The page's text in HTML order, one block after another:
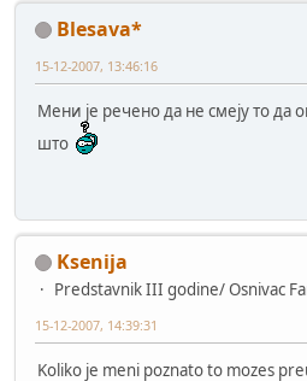
Blesava*
15-12-2007, 13:46:16
Мени је речено да не смеју то да
што
Ksenija
Predstavnik III godine/ Osnivac
15-12-2007, 14:39:31
Koliko je meni poznato to mozes